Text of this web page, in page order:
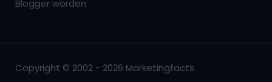
Blogger worden
Copyright © 2002 - 2026 Marketingfacts